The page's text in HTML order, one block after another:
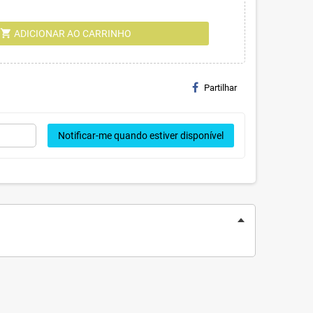
shopping_cart ADICIONAR AO CARRINHO
Partilhar
Notificar-me quando estiver disponível